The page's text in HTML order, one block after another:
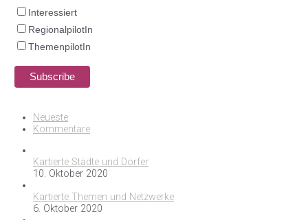
Interessiert
RegionalpilotIn
ThemenpilotIn
Neueste
Kommentare
Kartierte Städte und Dörfer
10. Oktober 2020
Kartierte Themen und Netzwerke
6. Oktober 2020